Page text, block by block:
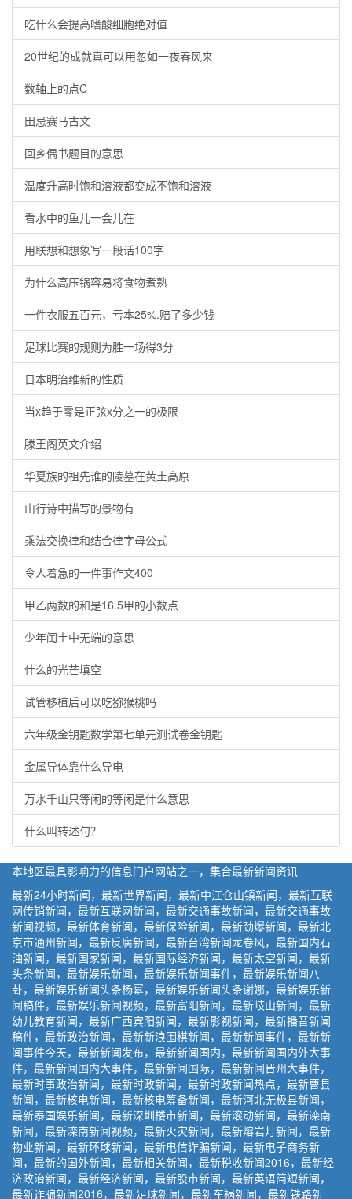
吃什么会提高嗜酸细胞绝对值
20世纪的成就真可以用忽如一夜春风来
数轴上的点C
田忌赛马古文
回乡偶书题目的意思
温度升高时饱和溶液都变成不饱和溶液
看水中的鱼儿一会儿在
用联想和想象写一段话100字
为什么高压锅容易将食物煮熟
一件衣服五百元，亏本25%.赔了多少钱
足球比赛的规则为胜一场得3分
日本明治维新的性质
当x趋于零是正弦x分之一的极限
滕王阁英文介绍
华夏族的祖先谁的陵墓在黄土高原
山行诗中描写的景物有
乘法交换律和结合律字母公式
令人着急的一件事作文400
甲乙两数的和是16.5甲的小数点
少年闰土中无端的意思
什么的光芒填空
试管移植后可以吃猕猴桃吗
六年级金钥匙数学第七单元测试卷金钥匙
金属导体靠什么导电
万水千山只等闲的等闲是什么意思
什么叫转述句？
本地区最具影响力的信息门户网站之一，集合最新新闻资讯
最新24小时新闻，最新世界新闻，最新中江仓山镇新闻，最新互联
网传销新闻，最新互联网新闻，最新交通事故新闻，最新交通事故
新闻视频，最新体育新闻，最新保险新闻，最新劲爆新闻，最新北
京市通州新闻，最新反腐新闻，最新台湾新闻龙卷风，最新国内石
油新闻，最新国家新闻，最新国际经济新闻，最新太空新闻，最新
头条新闻，最新娱乐新闻，最新娱乐新闻事件，最新娱乐新闻八
卦，最新娱乐新闻头条杨幂，最新娱乐新闻头条谢娜，最新娱乐新
闻稿件，最新娱乐新闻视频，最新富阳新闻，最新岐山新闻，最新
幼儿教育新闻，最新广西宾阳新闻，最新影视新闻，最新播音新闻
稿件，最新政治新闻，最新新浪围棋新闻，最新新闻事件，最新新
闻事件今天，最新新闻发布，最新新闻国内，最新新闻国内外大事
件，最新新闻国内大事件，最新新闻国际，最新新闻晋州大事件，
最新时事政治新闻，最新时政新闻，最新时政新闻热点，最新曹县
新闻，最新核电新闻，最新核电筹备新闻，最新河北无极县新闻，
最新泰国娱乐新闻，最新深圳楼市新闻，最新滚动新闻，最新滦南
新闻，最新滦南新闻视频，最新火灾新闻，最新熔岩灯新闻，最新
物业新闻，最新环球新闻，最新电信诈骗新闻，最新电子商务新
闻，最新的国外新闻，最新相关新闻，最新税收新闻2016，最新经
济政治新闻，最新经济新闻，最新股市新闻，最新英语简短新闻，
最新诈骗新闻2016，最新足球新闻，最新车祸新闻，最新铁路新